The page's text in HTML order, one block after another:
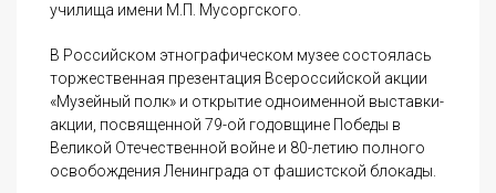
училища имени М.П. Мусоргского.
В Российском этнографическом музее состоялась
торжественная презентация Всероссийской акции
«Музейный полк» и открытие одноименной выставки-
акции, посвященной 79-ой годовщине Победы в
Великой Отечественной войне и 80-летию полного
освобождения Ленинграда от фашистской блокады.